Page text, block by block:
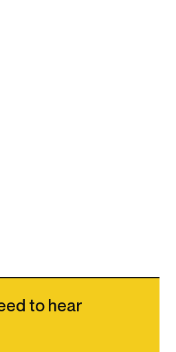
to hear